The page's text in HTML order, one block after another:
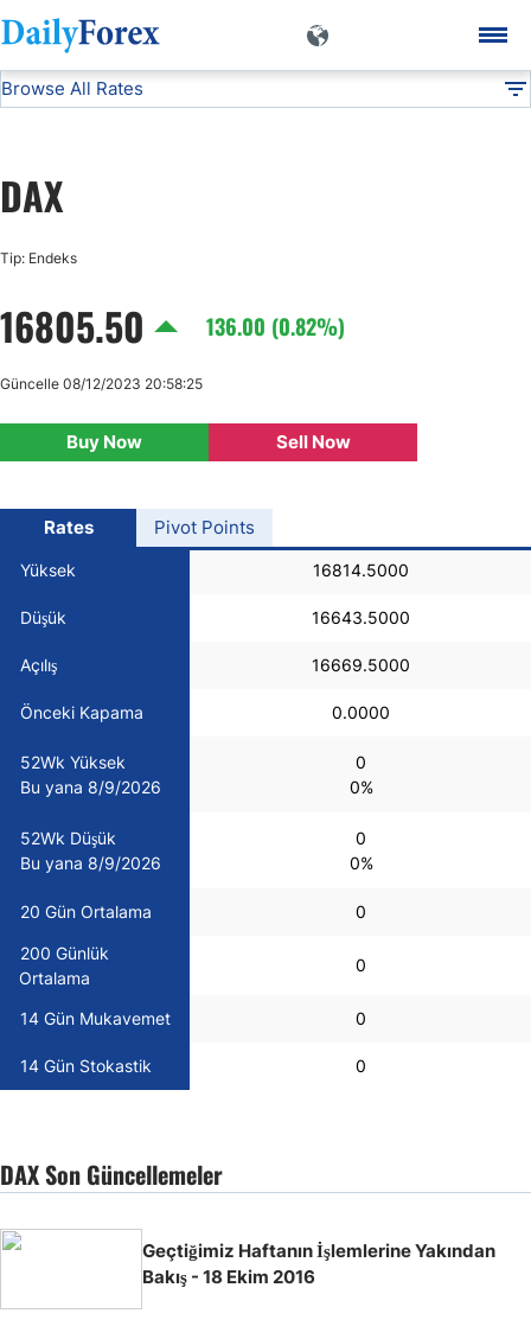
DF Indices DAX
Browse All Rates
USD/CAD
USD/BRL
Gold
Crude Oil
All Currencies
Commodities
Indices
DAX
Tip: Endeks
16805.50 136.00 (0.82%)
Buy Now Sell Now
Güncelle 08/12/2023 20:58:25
Rates
Yüksek 16814.5000
Düşük 16643.5000
Açılış 16669.5000
Önceki Kapama 0.0000
52Wk Yüksek
Bu yana 8/9/2026
0
0%
52Wk Düşük
Bu yana 8/9/2026
0
0%
20 Gün Ortalama 0
200 Günlük
Ortalama
0
14 Gün Mukavemet 0
14 Gün Stokastik 0
Pivot Points
DAX Son Güncellemeler
Geçtiğimiz Haftanın İşlemlerine Yakından
Bakış - 18 Ekim 2016